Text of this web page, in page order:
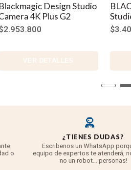
Blackmagic Design Studio
4K Plus G2
VER DETALLES
o
¿TIENES DUDAS?
Escribenos un WhatsApp
equipo de expertos te atenderá,
no un robot... personas!